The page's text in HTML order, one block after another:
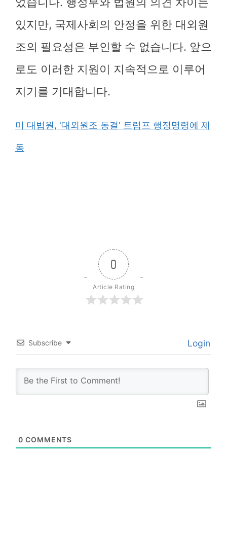
있지만, 국제사회의 안정을 위한 대외원
조의 필요성은 부인할 수 없습니다. 앞으
로도 이러한 지원이 지속적으로 이루어
지기를 기대합니다.
미 대법원, '대외원조 동결' 트럼프 행정명령에 제
동
0
Article Rating
Subscribe Login
0 COMMENTS